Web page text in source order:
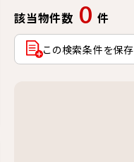
該当物件数 0 件
この検索条件を保存